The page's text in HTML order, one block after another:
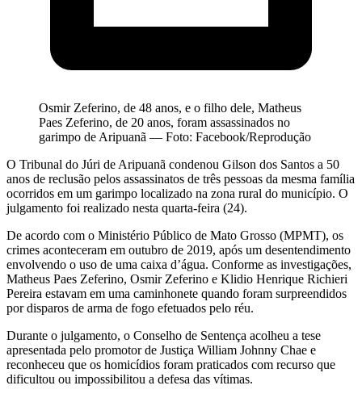
Osmir Zeferino, de 48 anos, e o filho dele, Matheus
Paes Zeferino, de 20 anos, foram assassinados no
garimpo de Aripuanã — Foto: Facebook/Reprodução
O Tribunal do Júri de Aripuanã condenou Gilson dos Santos a 50
anos de reclusão pelos assassinatos de três pessoas da mesma família
ocorridos em um garimpo localizado na zona rural do município. O
julgamento foi realizado nesta quarta-feira (24).
De acordo com o Ministério Público de Mato Grosso (MPMT), os
crimes aconteceram em outubro de 2019, após um desentendimento
envolvendo o uso de uma caixa d’água. Conforme as investigações,
Matheus Paes Zeferino, Osmir Zeferino e Klidio Henrique Richieri
Pereira estavam em uma caminhonete quando foram surpreendidos
por disparos de arma de fogo efetuados pelo réu.
Durante o julgamento, o Conselho de Sentença acolheu a tese
apresentada pelo promotor de Justiça William Johnny Chae e
reconheceu que os homicídios foram praticados com recurso que
dificultou ou impossibilitou a defesa das vítimas.